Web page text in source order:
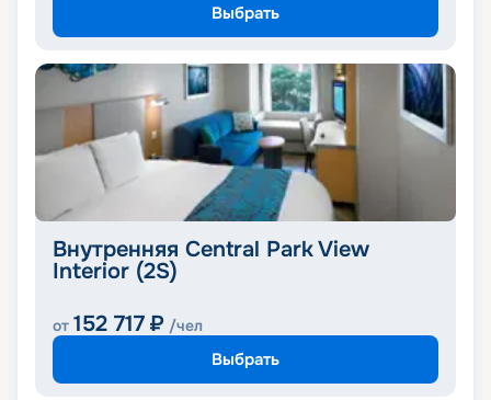
Выбрать
Внутренняя Central Park View
Interior (2S)
от 152 717 ₽ /чел
Выбрать